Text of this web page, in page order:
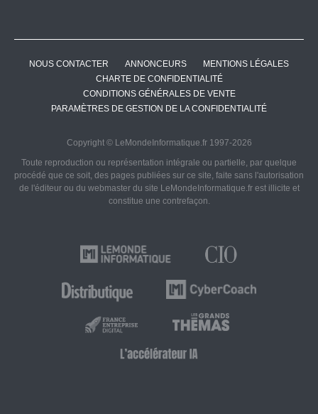
NOUS CONTACTER ANNONCEURS
MENTIONS LÉGALES
CHARTE DE CONFIDENTIALITÉ
CONDITIONS GÉNÉRALES DE VENTE
PARAMÈTRES DE GESTION DE LA CONFIDENTIALITÉ
Copyright © LeMondeInformatique.fr 1997-2026
Toute reproduction ou représentation intégrale ou partielle, par quelque
procédé que ce soit, des pages publiées sur ce site, faite sans l'autorisation
de l'éditeur ou du webmaster du site LeMondeInformatique.fr est illicite et
constitue une contrefaçon.